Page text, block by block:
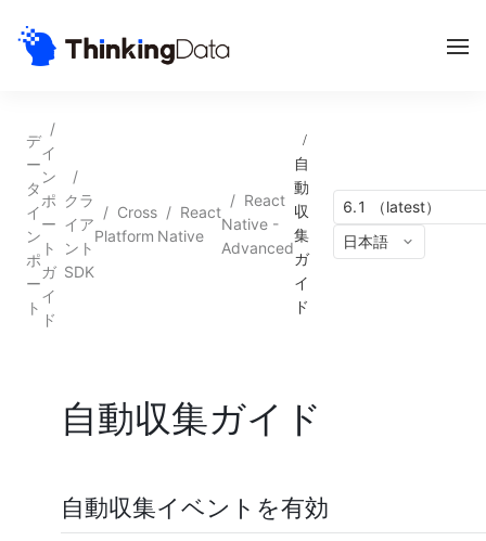
デ
ー
タ
イ
ン
ポ
ー
ト
/
イ
ン
ポ
ー
ト
ガ
イ
ド
/
クラ
イア
ント
SDK
/ Cross
Platform
/ React
Native
/ React
Native -
Advanced
/
自
動
収
集
ガ
イ
ド
6.1 （latest）
日本語
自動収集ガイド
自動収集イベントを有効